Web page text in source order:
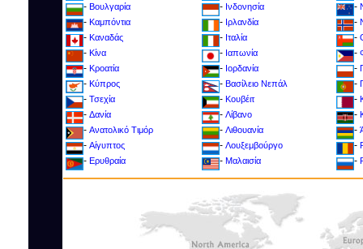
- Βουλγαρία
- Καμπόντια
- Καναδάς
- Κίνα
- Κροατία
- Kύπρος
- Τσεχία
- Δανία
- Ανατολικό Τιμόρ
- Αίγυπτος
- Ερυθραία
- Ινδονησία
- Ιρλανδία
- Ιταλία
- Ιαπωνία
- Ιορδανία
- Βασίλειο Νεπάλ
- Κουβέιτ
- Λίβανο
- Λιθουανία
- Λουξεμβούργο
- Μαλαισία
-
-
-
-
-
-
-
-
-
-
-